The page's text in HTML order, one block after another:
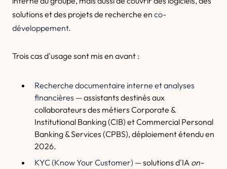
solutions et des projets de recherche en co-
développement.
Trois cas d'usage sont mis en avant :
Recherche documentaire interne et analyses
financières — assistants destinés aux
collaborateurs des métiers Corporate &
Institutional Banking (CIB) et Commercial Personal
Banking & Services (CPBS), déploiement étendu en
2026.
KYC (Know Your Customer) — solutions d'IA on-